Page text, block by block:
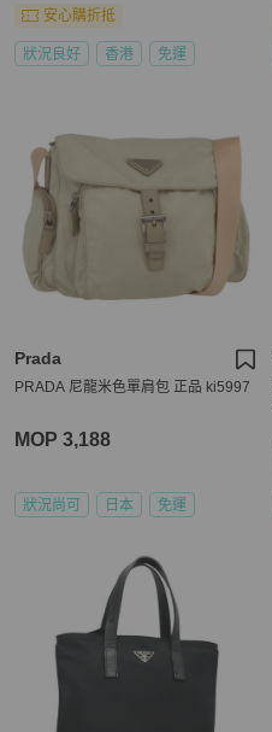
安心購折抵
狀況良好 香港 免運
Prada
PRADA 尼龍米色單肩包 正品 ki5997
MOP 3,188
狀況尚可 日本 免運